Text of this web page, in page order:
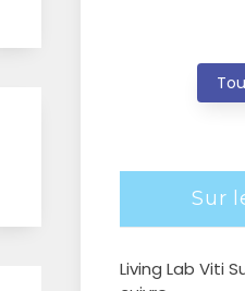
Sur
Living Lab Viti